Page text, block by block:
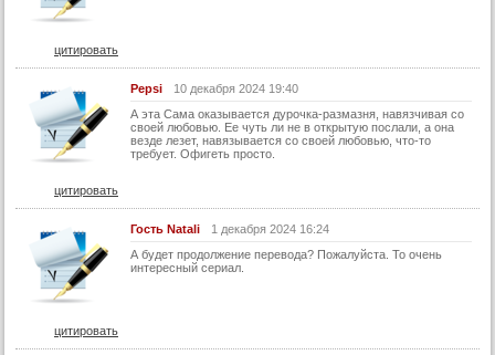
43 серия (суб)
44 серия (суб)
46 серия (суб)
47 серия (суб)
50 серия (суб)
51 серия (суб)
52 серия (суб)
цитировать
Pepsi
10 декабря 2024 19:40
А эта Сама оказывается дурочка-размазня, навязчивая со
своей любовью. Ее чуть ли не в открытую послали, а она
везде лезет, навязывается со своей любовью, что-то
требует. Офигеть просто.
цитировать
Гость Natali
1 декабря 2024 16:24
А будет продолжение перевода? Пожалуйста. То очень
интересный сериал.
цитировать